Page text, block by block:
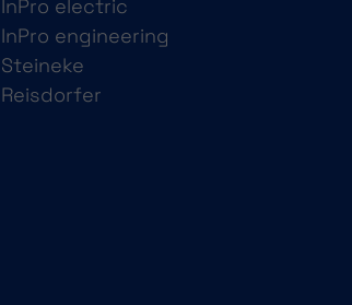
InPro electric
InPro engineering
Steineke
Reisdorfer